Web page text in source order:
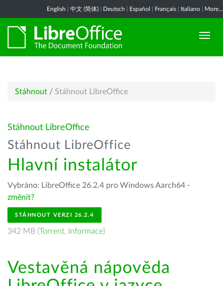
English 中文 (简体) Deutsch Español Français Italiano More...
Stáhnout / Stáhnout LibreOffice
Stáhnout LibreOffice
Stáhnout LibreOffice
Hlavní instalátor
Vybráno: LibreOffice 26.2.4 pro Windows Aarch64 -
změnit?
STÁHNOUT VERZI 26.2.4
342 MB (Torrent, Informace)
Vestavěná nápověda